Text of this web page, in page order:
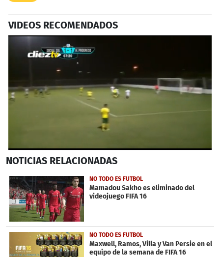
VIDEOS RECOMENDADOS
seconds
1
minute,
51
seconds
NOTICIAS RELACIONADAS
NO TODO ES FUTBOL
Mamadou Sakho es eliminado del
videojuego FIFA 16
NO TODO ES FUTBOL
Maxwell, Ramos, Villa y Van Persie en el
equipo de la semana de FIFA 16